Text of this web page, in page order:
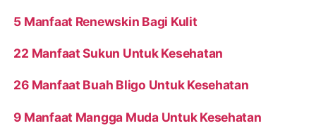
5 Manfaat Renewskin Bagi Kulit
22 Manfaat Sukun Untuk Kesehatan
26 Manfaat Buah Bligo Untuk Kesehatan
9 Manfaat Mangga Muda Untuk Kesehatan